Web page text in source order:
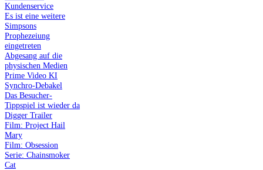
Kundenservice
Es ist eine weitere
Simpsons
Prophezeiung
eingetreten
Abgesang auf die
physischen Medien
Prime Video KI
Synchro-Debakel
Das Besucher-
Tippspiel ist wieder da
Digger Trailer
Film: Project Hail
Mary
Film: Obsession
Serie: Chainsmoker
Cat